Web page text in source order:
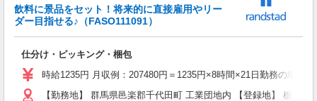
飲料に景品をセット！将来的に直接雇用やリー
ダー目指せる♪（FASO111091）
仕分け・ピッキング・梱包
時給1235円 月収例：207480円＝1235円×8時間×21日勤務の場合
【勤務地】 群馬県邑楽郡千代田町 工業団地内 【登録地】 栃木